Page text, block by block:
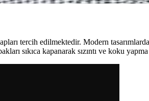
tercih edilmektedir. Modern
sıkıca kapanarak sızıntı ve koku